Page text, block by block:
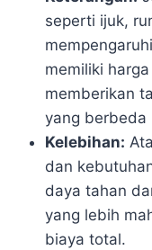
seperti ijuk,
memiliki
memberikan
yang berbeda
Kelebihan:
dan
daya tahan
yang lebih
biaya total.